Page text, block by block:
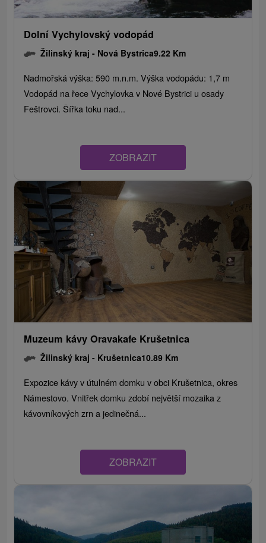
Dolní Vychylovský vodopád
Žilinský kraj - Nová Bystrica9.22 Km
Nadmořská výška: 590 m.n.m. Výška vodopádu: 1,7 m
Vodopád na řece Vychylovka v Nové Bystrici u osady
Feštrovci. Šířka toku nad...
ZOBRAZIT
Muzeum kávy Oravakafe Krušetnica
Žilinský kraj - Krušetnica10.89 Km
Expozice kávy v útulném domku v obci Krušetnica, okres
Námestovo. Vnitřek domku zdobí největší mozaika z
kávovníkových zrn a jedinečná...
ZOBRAZIT